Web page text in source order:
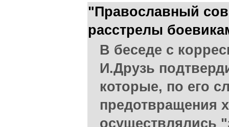
"Православный
расстрелы
В беседе с
И.Друзь
которые, по его
предотвращения
осуществлялись